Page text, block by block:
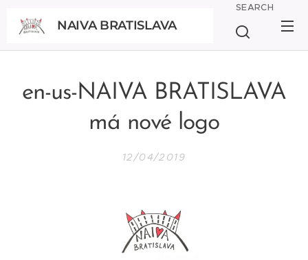
NAIVA BRATISLAVA
SEARCH
en-us-NAIVA BRATISLAVA
má nové logo
12/04/2019